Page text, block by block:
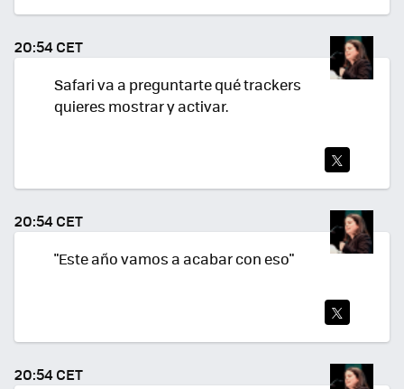
TWI
TEA
R
20:54 CET
Safari va a preguntarte qué trackers
quieres mostrar y activar.
TWI
TEA
R
20:54 CET
"Este año vamos a acabar con eso"
TEA
20:54 CET